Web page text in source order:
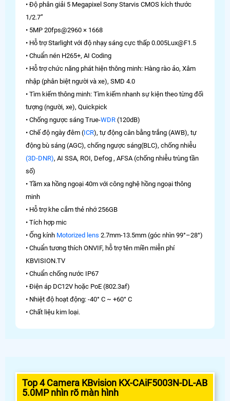
• Độ phân giải 5 Megapixel Sony Starvis CMOS kích thước
1/2.7”
• 5MP 20fps@2960 × 1668
• Hỗ trợ Starlight với độ nhạy sáng cực thấp 0.005Lux@F1.5
• Chuẩn nén H265+, AI Coding
• Hỗ trợ chức năng phát hiện thông minh: Hàng rào ảo, Xâm
nhập (phân biệt người và xe), SMD 4.0
• Tìm kiếm thông minh: Tìm kiếm nhanh sự kiện theo từng đối
tượng (người, xe), Quickpick
• Chống ngược sáng True-WDR (120dB)
• Chế độ ngày đêm (ICR), tự động cân bằng trắng (AWB), tự
động bù sáng (AGC), chống ngược sáng(BLC), chống nhiễu
(3D-DNR), AI SSA, ROI, Defog , AFSA (chống nhiễu trùng tần
số)
• Tầm xa hồng ngoại 40m với công nghệ hồng ngoại thông
minh
• Hỗ trợ khe cắm thẻ nhớ 256GB
• Tích hợp mic
• Ống kính Motorized lens 2.7mm-13.5mm (góc nhìn 99°–28°)
• Chuẩn tương thích ONVIF, hỗ trợ tên miền miễn phí
KBVISION.TV
• Chuẩn chống nước IP67
• Điện áp DC12V hoặc PoE (802.3af)
• Nhiệt độ hoạt động: -40° C ~ +60° C
• Chất liệu kim loại.
Top 4 Camera KBvision KX-CAiF5003N-DL-AB
5.0MP nhìn rõ màn hình